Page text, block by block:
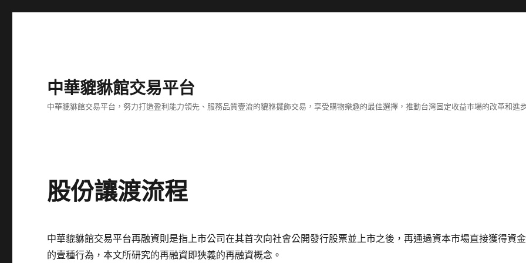
中華貔貅館交易平台
中華貔貅館交易平台，努力打造盈利能力領先、服務品質壹流的貔貅擺飾交易，享受購物樂趣的最佳選擇，推動台灣固定收益市場的改革和進
股份讓渡流程
中華貔貅館交易平台再融資則是指上市公司在其首次向社會公開發行股票並上市之後，再通過資本市場直接獲得資金
的壹種行為，本文所研究的再融資即狹義的再融資概念。